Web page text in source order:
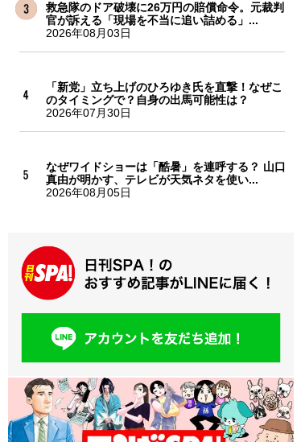
救急隊のドア破壊に26万円の賠償命令。元裁判
官が訴える「現場を不当に追い詰める」...
2026年08月03日
「新党」立ち上げのひろゆき氏を直撃！なぜこ
のタイミングで？自身の出馬可能性は？
2026年07月30日
なぜワイドショーは「酷暑」を連呼する？ 山口
真由が明かす、テレビが天気ネタを使い...
2026年08月05日